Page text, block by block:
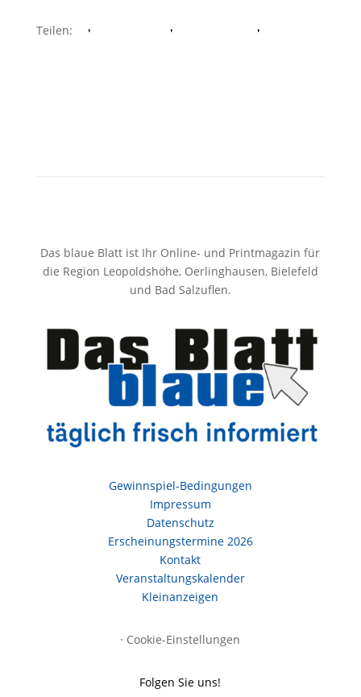
Teilen: Facebook Whatsapp Twitter
Das blaue Blatt ist Ihr Online- und Printmagazin für
die Region Leopoldshöhe, Oerlinghausen, Bielefeld
und Bad Salzuflen.
Gewinnspiel-Bedingungen
Impressum
Datenschutz
Erscheinungstermine 2026
Kontakt
Veranstaltungskalender
Kleinanzeigen
· Cookie-Einstellungen
Folgen Sie uns!